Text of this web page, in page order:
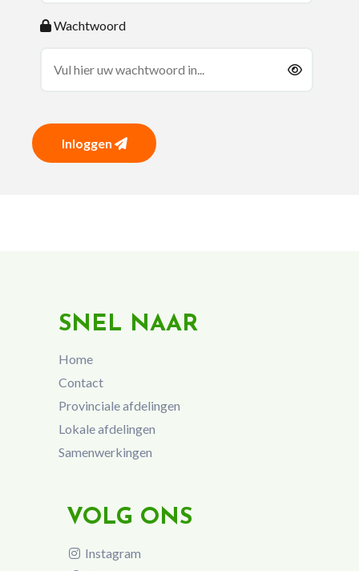
Wachtwoord
Inloggen
SNEL NAAR
Home
Contact
Provinciale afdelingen
Lokale afdelingen
Samenwerkingen
VOLG ONS
Instagram